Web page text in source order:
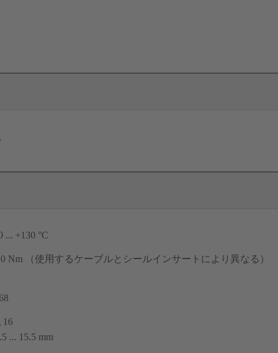
... +130 °C
Nm （使用するケーブルとシールインサートにより異なる）
16
... 15.5 mm